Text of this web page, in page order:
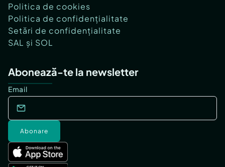
Politica de cookies
Politica de confidențialitate
Setări de confidențialitate
SAL și SOL
Abonează-te la newsletter
Email
Abonare